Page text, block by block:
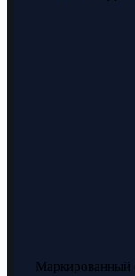
Маркированный